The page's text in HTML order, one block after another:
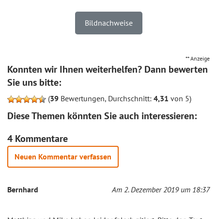
Bildnachweise
** Anzeige
Konnten wir Ihnen weiterhelfen? Dann bewerten
Sie uns bitte:
(39 Bewertungen, Durchschnitt: 4,31 von 5)
Diese Themen könnten Sie auch interessieren:
4 Kommentare
Neuen Kommentar verfassen
Bernhard Am 2. Dezember 2019 um 18:37